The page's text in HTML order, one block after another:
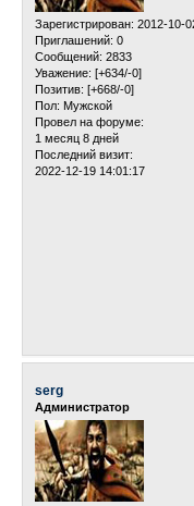
Зарегистрирован: 2012-10-
Приглашений: 0
Сообщений: 2833
Уважение: [+634/-0]
Позитив: [+668/-0]
Пол: Мужской
Провел на форуме:
1 месяц 8 дней
Последний визит:
2022-12-19 14:01:17
serg
Администратор